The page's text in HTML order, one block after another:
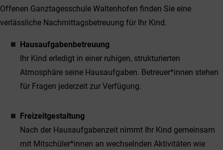
Offenen Ganztagesschule Waltenhofen finden Sie eine
verlässliche Nachmittagsbetreuung für Ihr Kind.
Hausaufgabenbetreuung
Ihr Kind erledigt in einer ruhigen, strukturierten
Atmosphäre seine Hausaufgaben. Betreuer*innen stehen
für Fragen jederzeit zur Verfügung.
Freizeitgestaltung
Nach der Hausaufgabenzeit nimmt Ihr Kind gemeinsam
mit Mitschüler*innen an wechselnden Aktivitäten wie